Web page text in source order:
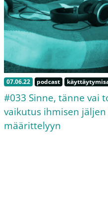
07.06.22 podcast
#033 Sinne, tänne vai
vaikutus ihmisen
määrittelyyn